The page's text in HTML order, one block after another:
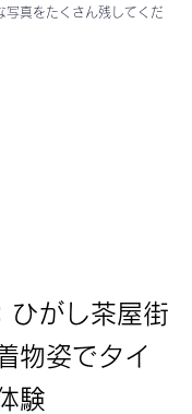
写真をたくさん残してくだ
ひがし茶屋街
物姿でタイ
験